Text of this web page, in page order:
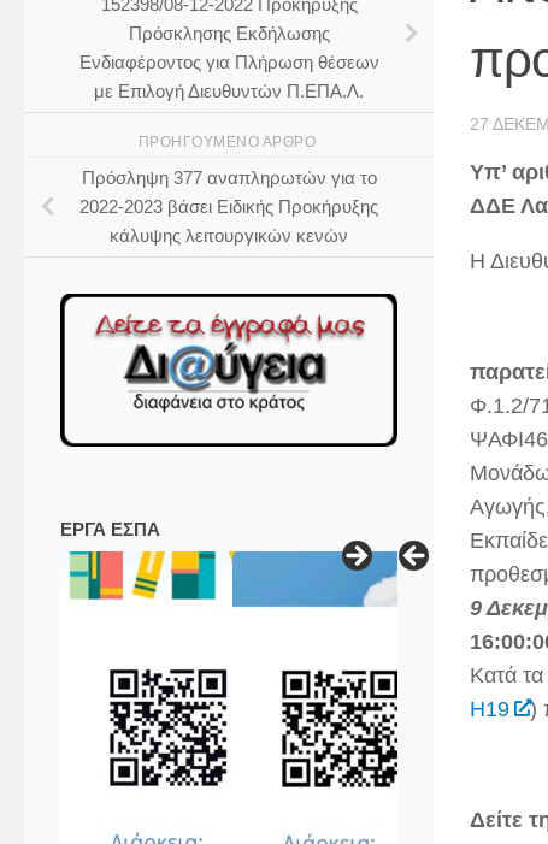
27
Υπ’
ΔΔΕ
Η
Φ.1.2/
9
Κατά
Η19
)
Δείτε
152398/08-12-2022 Προκήρυξης
Πρόσκλησης Εκδήλωσης
Ενδιαφέροντος για Πλήρωση θέσεων
με Επιλογή Διευθυντών Π.ΕΠΑ.Λ.
ΠΡΟΗΓΟΎΜΕΝΟ ΆΡΘΡΟ
Πρόσληψη 377 αναπληρωτών για το
2022-2023 βάσει Ειδικής Προκήρυξης
κάλυψης λειτουργικών κενών
ΕΡΓΑ ΕΣΠΑ